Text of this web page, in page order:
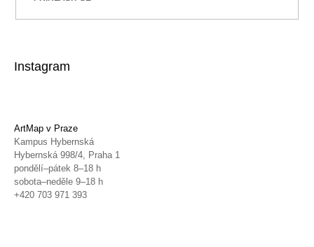
Instagram
ArtMap v Praze
Kampus Hybernská
Hybernská 998/4, Praha 1
pondělí–pátek 8–18 h
sobota–neděle 9–18 h
+420 703 971 393